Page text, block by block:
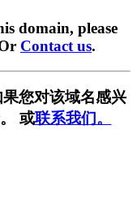
domain, please
Contact us.
您对该域名感兴
或联系我们。